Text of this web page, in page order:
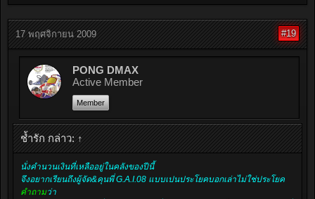
17 พฤศจิกายน 2009 #19
PONG DMAX
Active Member
Member
ช้ำรัก กล่าว: ↑
นั่งคำนวนเงินที่เหลืออยู่ในคลังของปีนี้
จึงอยากเรียนถึงผู้จัด&คุนพี่ G.A.I.08 แบบเปนประโยคบอกเล่าไม่ใช่ประโยค
คำถามว่า